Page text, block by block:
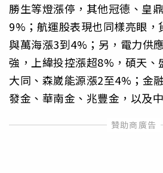
勝生等燈漲停，其他冠德、皇
9%；航運股表現也同樣亮眼，
與萬海漲3到4%；另，電力供
強，上緯投控漲超8%，碩天、
大同、森崴能源漲2至4%；金
發金、華南金、兆豐金，以及